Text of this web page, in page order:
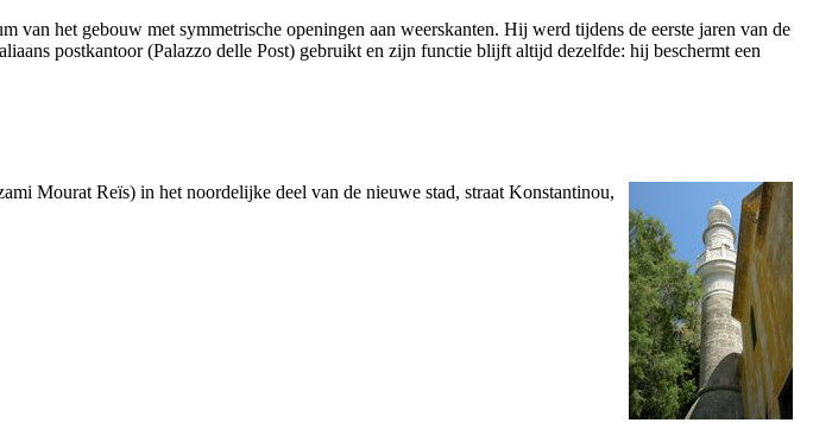
het gebouw met symmetrische openingen aan weerskanten. Hij werd tijdens de eerste jaren van de
postkantoor (Palazzo delle Post) gebruikt en zijn functie blijft altijd dezelfde: hij beschermt een
Mourat Reïs) in het noordelijke deel van de nieuwe stad, straat Konstantinou,